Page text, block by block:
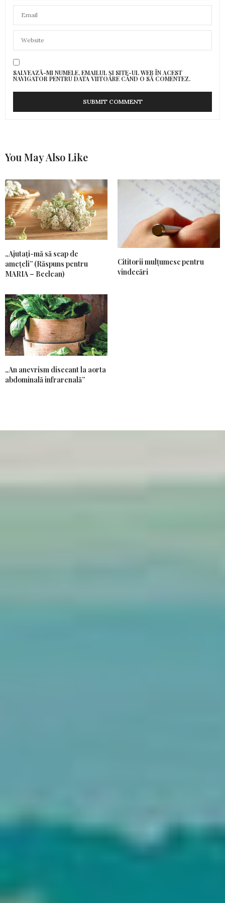
SALVEAZĂ-MI NUMELE, EMAILUL ȘI SITE-UL WEB ÎN ACEST
NAVIGATOR PENTRU DATA VIITOARE CÂND O SĂ COMENTEZ.
You May Also Like
„Ajutați-mă să scap de
amețeli” (Răspuns pentru
MARIA – Beclean)
Cititorii mulțumesc pentru
vindecări
„An anevrism disecant la aorta
abdominală infrarenală”